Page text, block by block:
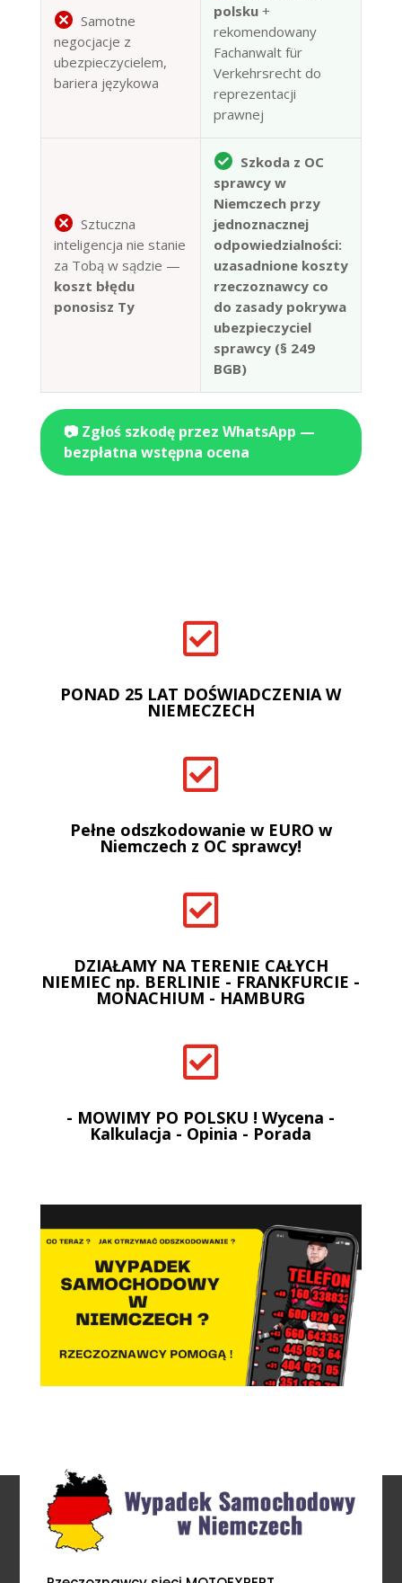
Samotne
negocjacje z
ubezpieczycielem,
bariera językowa
polsku+
rekomendowany
Fachanwalt für
Verkehrsrecht do
reprezentacji
prawnej
Sztuczna
inteligencja nie stanie
za Tobą w sądzie —
koszt błędu
ponosisz Ty
Szkoda z OC
sprawcy w
Niemczech przy
jednoznacznej
odpowiedzialności:
uzasadnione koszty
rzeczoznawcy co
do zasady pokrywa
ubezpieczyciel
sprawcy (§ 249
BGB)
📷 Zgłoś szkodę przez WhatsApp —
bezpłatna wstępna ocena

PONAD 25 LAT DOŚWIADCZENIA W
NIEMECZECH

Pełne odszkodowanie w EURO w
Niemczech z OC sprawcy!

DZIAŁAMY NA TERENIE CAŁYCH
NIEMIEC np. BERLINIE - FRANKFURCIE -
MONACHIUM - HAMBURG

- MOWIMY PO POLSKU ! Wycena -
Kalkulacja - Opinia - Porada